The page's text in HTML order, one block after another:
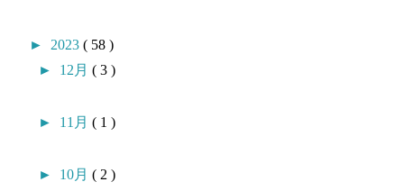
► 2023( 58 )
► 12月( 3 )
► 11月( 1 )
► 10月( 2 )